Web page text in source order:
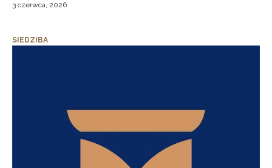
3 czerwca, 2026
SIEDZIBA